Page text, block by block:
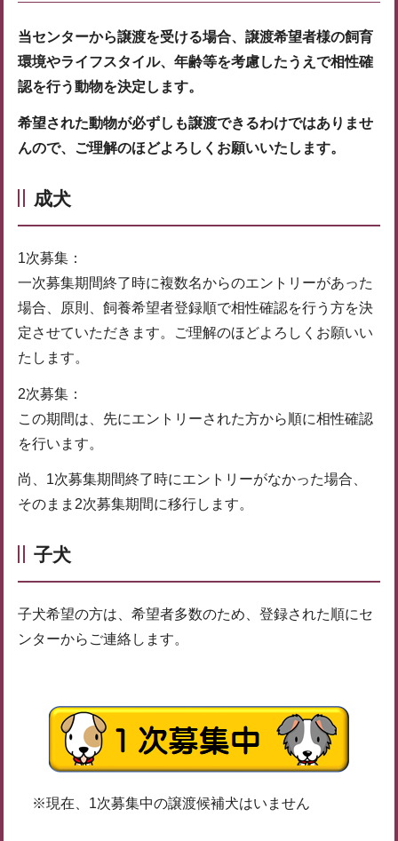
当センターから譲渡を受ける場合、譲渡希望者様の飼育
環境やライフスタイル、年齢等を考慮したうえで相性確
認を行う動物を決定します。
希望された動物が必ずしも譲渡できるわけではありませ
んので、ご理解のほどよろしくお願いいたします。
成犬
1次募集：
一次募集期間終了時に複数名からのエントリーがあった
場合、原則、飼養希望者登録順で相性確認を行う方を決
定させていただきます。ご理解のほどよろしくお願いい
たします。
2次募集：
この期間は、先にエントリーされた方から順に相性確認
を行います。
尚、1次募集期間終了時にエントリーがなかった場合、
そのまま2次募集期間に移行します。
子犬
子犬希望の方は、希望者多数のため、登録された順にセ
ンターからご連絡します。
※現在、1次募集中の譲渡候補犬はいません